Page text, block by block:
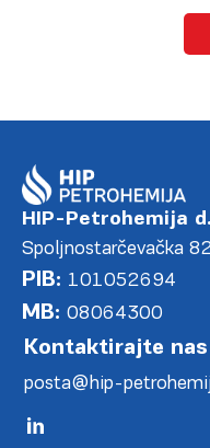
HIP-Petrohemija
Spoljnostarčevačka
PIB: 101052694
MB: 08064300
Kontaktirajte nas
posta@hip-